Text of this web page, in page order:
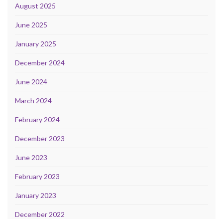
August 2025
June 2025
January 2025
December 2024
June 2024
March 2024
February 2024
December 2023
June 2023
February 2023
January 2023
December 2022